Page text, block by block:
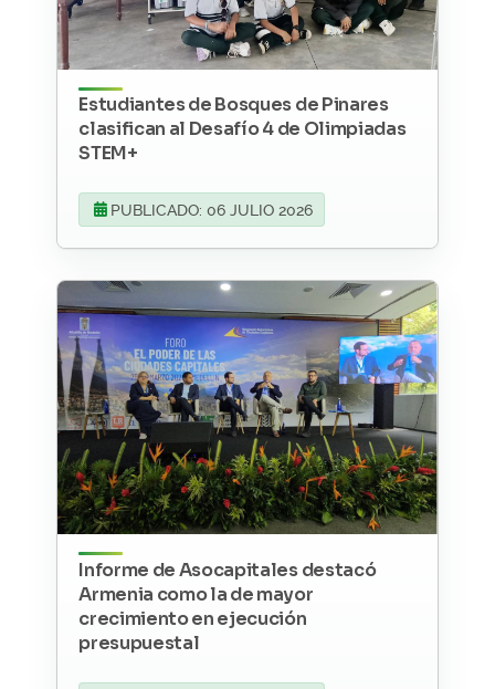
Estudiantes de Bosques de Pinares
clasifican al Desafío 4 de Olimpiadas
STEM+
PUBLICADO: 06 JULIO 2026
Informe de Asocapitales destacó
Armenia como la de mayor
crecimiento en ejecución
presupuestal